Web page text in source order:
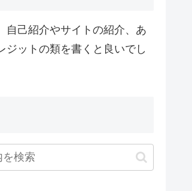
自己紹介やサイトの紹介、あ
ジットの類を書くと良いでし